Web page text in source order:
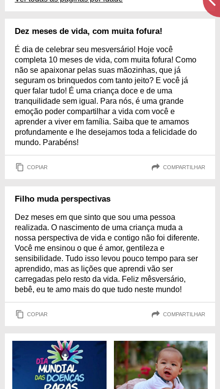
Dez meses de vida, com muita fofura!
É dia de celebrar seu mesversário! Hoje você
completa 10 meses de vida, com muita fofura! Como
não se apaixonar pelas suas mãozinhas, que já
seguram os brinquedos com tanto jeito? E você já
quer falar tudo! É uma criança doce e de uma
tranquilidade sem igual. Para nós, é uma grande
emoção poder compartilhar a vida com você e
aprender a viver em família. Saiba que te amamos
profundamente e lhe desejamos toda a felicidade do
mundo. Parabéns!
COPIAR COMPARTILHAR
Filho muda perspectivas
Dez meses em que sinto que sou uma pessoa
realizada. O nascimento de uma criança muda a
nossa perspectiva de vida e contigo não foi diferente.
Você me ensinou o que é amor, gentileza e
sensibilidade. Tudo isso levou pouco tempo para ser
aprendido, mas as lições que aprendi vão ser
carregadas pelo resto da vida. Feliz mêsversário,
bebê, eu te amo mais do que tudo neste mundo!
COPIAR COMPARTILHAR